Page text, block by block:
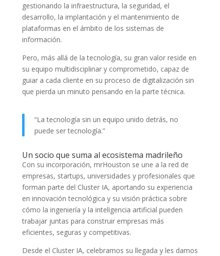
gestionando la infraestructura, la seguridad, el
desarrollo, la implantación y el mantenimiento de
plataformas en el ámbito de los sistemas de
información.
Pero, más allá de la tecnología, su gran valor reside en
su equipo multidisciplinar y comprometido, capaz de
guiar a cada cliente en su proceso de digitalización sin
que pierda un minuto pensando en la parte técnica.
“La tecnología sin un equipo unido detrás, no
puede ser tecnología.”
Un socio que suma al ecosistema madrileño
Con su incorporación, mrHouston se une a la red de
empresas, startups, universidades y profesionales que
forman parte del Cluster IA, aportando su experiencia
en innovación tecnológica y su visión práctica sobre
cómo la ingeniería y la inteligencia artificial pueden
trabajar juntas para construir empresas más
eficientes, seguras y competitivas.
Desde el Cluster IA, celebramos su llegada y les damos